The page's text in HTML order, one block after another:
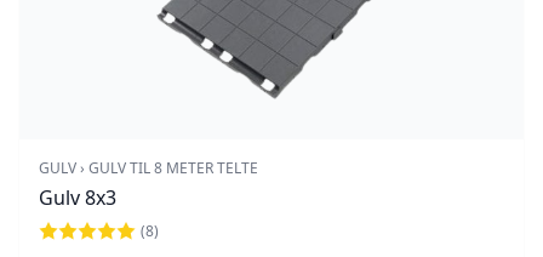
GULV › GULV TIL 8 METER TELTE
Gulv 8x3
(8)